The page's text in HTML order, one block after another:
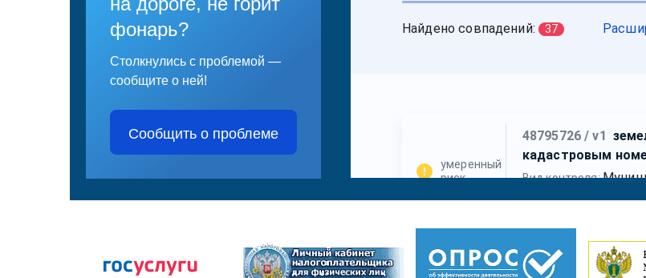
фонарь?
Столкнулись с проблемой —
сообщите о ней!
Сообщить о проблеме